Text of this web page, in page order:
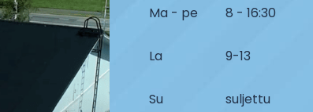
Ma - pe 8 - 16:30
La 9-13
Su suljettu